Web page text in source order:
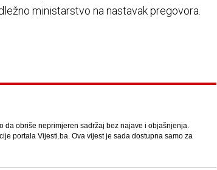
ministarstvo na nastavak pregovora.
da obriše neprimjeren sadržaj bez najave i objašnjenja.
portala Vijesti.ba. Ova vijest je sada dostupna samo za